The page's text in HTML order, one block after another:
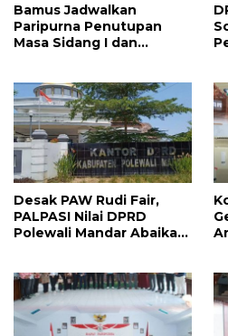
Bamus Jadwalkan
Paripurna Penutupan
Masa Sidang I dan
Siapkan Agenda
Strategis
Desak PAW Rudi Fair,
PALPASI Nilai DPRD
Polewali Mandar Abaikan